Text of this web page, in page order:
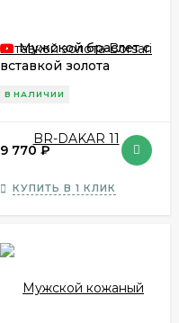
Мужской браслет с
вставкой золота
В НАЛИЧИИ
9 770₽
КУПИТЬ В 1 КЛИК